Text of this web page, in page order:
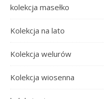
kolekcja masełko
Kolekcja na lato
Kolekcja welurów
Kolekcja wiosenna